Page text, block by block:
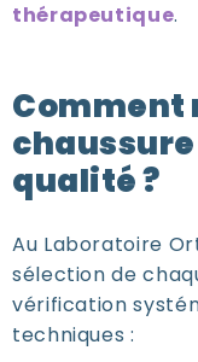
thérapeutique.
Comment
qualité ?
Au Laboratoire
sélection de
vérification
techniques :